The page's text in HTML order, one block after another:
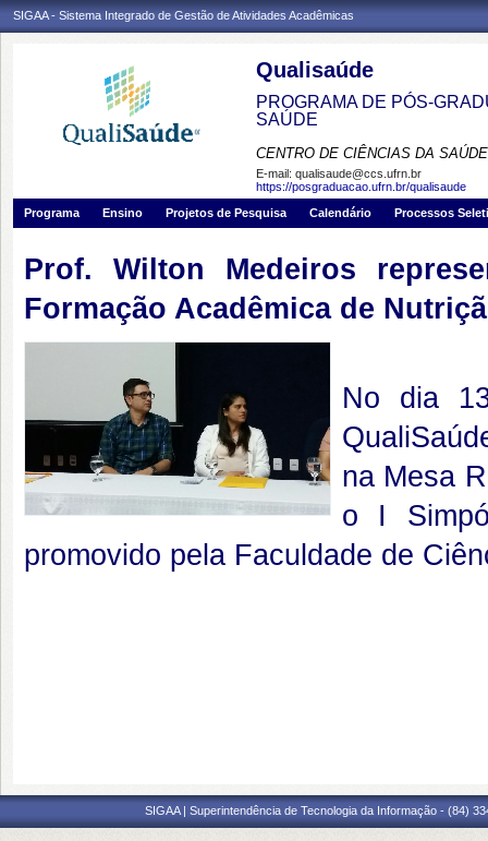
SIGAA - Sistema Integrado de Gestão de Atividades Acadêmicas
Qualisaúde
PROGRAMA DE PÓS-
SAÚDE
CENTRO DE CIÊNCIAS DA SAÚDE
E-mail: qualisaude@ccs.ufrn.br
https://posgraduacao.ufrn.br/qualisaude
Programa
Ensino Projetos de Pesquisa Calendário Processos
Prof. Wilton Medeiros
Formação Acadêmica de
No dia
na Mesa
o I
promovido pela Faculdade de
SIGAA | Superintendência de Tecnologia da Informação - (84)